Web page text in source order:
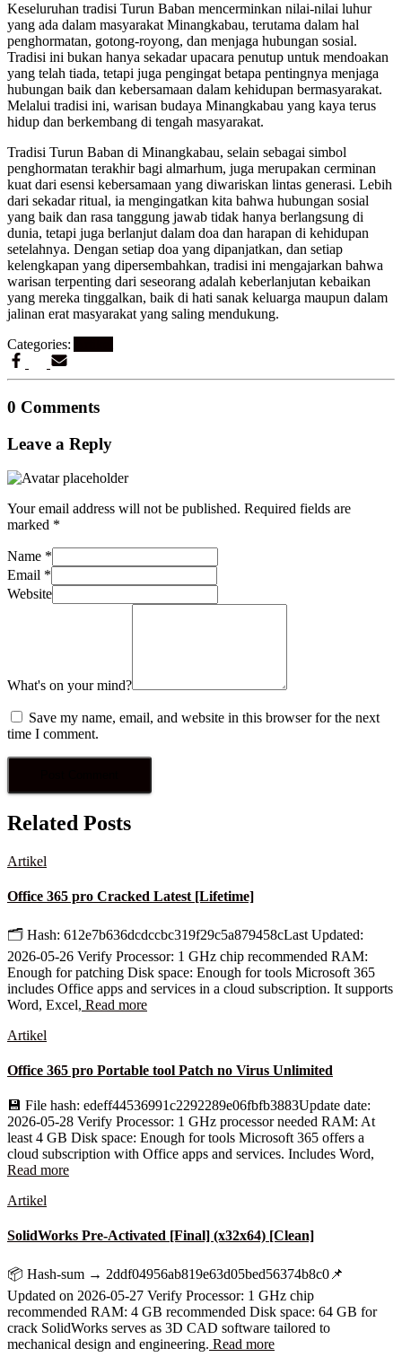
Keseluruhan tradisi Turun Baban mencerminkan nilai-nilai luhur
yang ada dalam masyarakat Minangkabau, terutama dalam hal
penghormatan, gotong-royong, dan menjaga hubungan sosial.
Tradisi ini bukan hanya sekadar upacara penutup untuk mendoakan
yang telah tiada, tetapi juga pengingat betapa pentingnya menjaga
hubungan baik dan kebersamaan dalam kehidupan bermasyarakat.
Melalui tradisi ini, warisan budaya Minangkabau yang kaya terus
hidup dan berkembang di tengah masyarakat.
Tradisi Turun Baban di Minangkabau, selain sebagai simbol
penghormatan terakhir bagi almarhum, juga merupakan cerminan
kuat dari esensi kebersamaan yang diwariskan lintas generasi. Lebih
dari sekadar ritual, ia mengingatkan kita bahwa hubungan sosial
yang baik dan rasa tanggung jawab tidak hanya berlangsung di
dunia, tetapi juga berlanjut dalam doa dan harapan di kehidupan
setelahnya. Dengan setiap doa yang dipanjatkan, dan setiap
kelengkapan yang dipersembahkan, tradisi ini mengajarkan bahwa
warisan terpenting dari seseorang adalah keberlanjutan kebaikan
yang mereka tinggalkan, baik di hati sanak keluarga maupun dalam
jalinan erat masyarakat yang saling mendukung.
Categories:
0 Comments
Leave a Reply
Your email address will not be published. Required fields are
marked *
Name *
Email *
Website
What's on your mind?
Save my name, email, and website in this browser for the next
time I comment.
Related Posts
Artikel
Office 365 pro Cracked Latest [Lifetime]
🗂 Hash: 612e7b636dcdccbc319f29c5a879458cLast Updated:
2026-05-26 Verify Processor: 1 GHz chip recommended RAM:
Enough for patching Disk space: Enough for tools Microsoft 365
includes Office apps and services in a cloud subscription. It supports
Word, Excel, Read more
Artikel
Office 365 pro Portable tool Patch no Virus Unlimited
💾 File hash: edeff44536991c2292289e06fbfb3883Update date:
2026-05-28 Verify Processor: 1 GHz processor needed RAM: At
least 4 GB Disk space: Enough for tools Microsoft 365 offers a
cloud subscription with Office apps and services. Includes Word,
Read more
Artikel
SolidWorks Pre-Activated [Final] (x32x64) [Clean]
📦 Hash-sum → 2ddf04956ab819e63d05bed56374b8c0📌
Updated on 2026-05-27 Verify Processor: 1 GHz chip
recommended RAM: 4 GB recommended Disk space: 64 GB for
crack SolidWorks serves as 3D CAD software tailored to
mechanical design and engineering. Read more